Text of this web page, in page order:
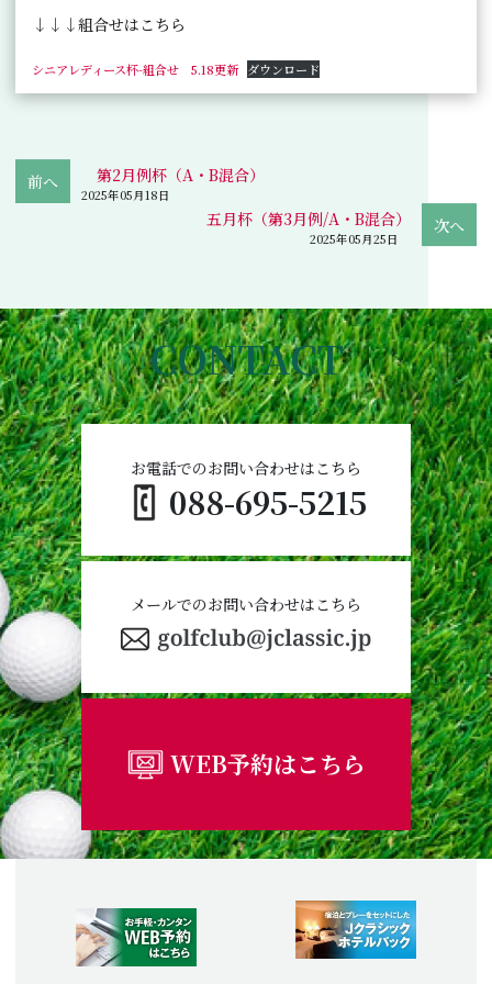
↓↓↓組合せはこちら
シニアレディース杯-組合せ 5.18更新 ダウンロード
第2月例杯（A・B混合）
2025年05月18日
五月杯（第3月例/A・B混合）
2025年05月25日
CONTACT
088-695-5215
お電話でのお問い合わせはこちら
メールでのお問い合わせはこちら
WEB予約はこちら